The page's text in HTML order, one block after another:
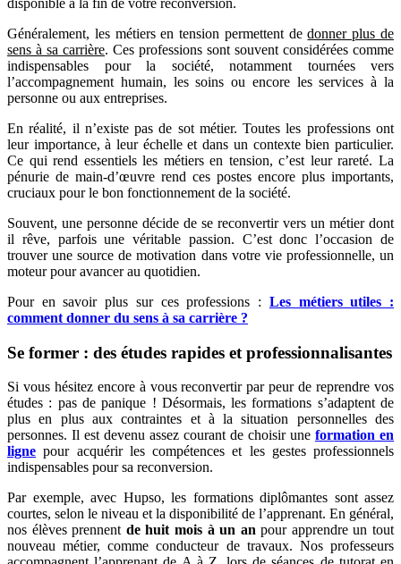
Généralement, les métiers en tension permettent dedonner plus de
sens à sa carrière. Ces professions sont souvent considérées comme
indispensables pour la société, notamment tournées vers
l’accompagnement humain, les soins ou encore les services à la
personne ou aux entreprises.
En réalité, il n’existe pas de sot métier. Toutes les professions ont
leur importance, à leur échelle et dans un contexte bien particulier.
Ce qui rend essentiels les métiers en tension, c’est leur rareté. La
pénurie de main-d’œuvre rend ces postes encore plus importants,
cruciaux pour le bon fonctionnement de la société.
Souvent, une personne décide de se reconvertir vers un métier dont
il rêve, parfois une véritable passion. C’est donc l’occasion de
trouver une source de motivation dans votre vie professionnelle, un
moteur pour avancer au quotidien.
Pour en savoir plus sur ces professions : Les métiers utiles :
comment donner du sens à sa carrière ?
Se former : des études rapides et professionnalisantes
Si vous hésitez encore à vous reconvertir par peur de reprendre vos
études : pas de panique ! Désormais, les formations s’adaptent de
plus en plus aux contraintes et à la situation personnelles des
personnes. Il est devenu assez courant de choisir une formation en
ligne pour acquérir les compétences et les gestes professionnels
indispensables pour sa reconversion.
Par exemple, avec Hupso, les formations diplômantes sont assez
courtes, selon le niveau et la disponibilité de l’apprenant. En général,
nos élèves prennent de huit mois à un an pour apprendre un tout
nouveau métier, comme conducteur de travaux. Nos professeurs